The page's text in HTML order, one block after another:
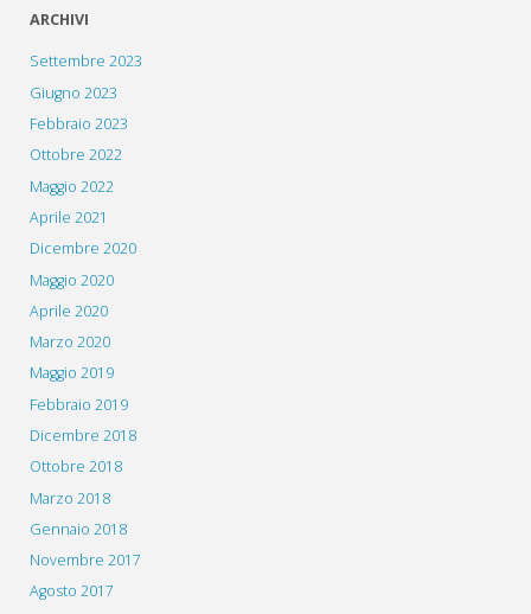
ARCHIVI
Settembre 2023
Giugno 2023
Febbraio 2023
Ottobre 2022
Maggio 2022
Aprile 2021
Dicembre 2020
Maggio 2020
Aprile 2020
Marzo 2020
Maggio 2019
Febbraio 2019
Dicembre 2018
Ottobre 2018
Marzo 2018
Gennaio 2018
Novembre 2017
Agosto 2017